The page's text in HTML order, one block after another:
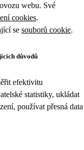
webu. Své
cookies.
se souborů cookie.
důvodů
efektivitu
statistiky, ukládat
používat přesná data